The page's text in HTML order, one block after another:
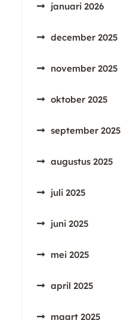
januari 2026
december 2025
november 2025
oktober 2025
september 2025
augustus 2025
juli 2025
juni 2025
mei 2025
april 2025
maart 2025